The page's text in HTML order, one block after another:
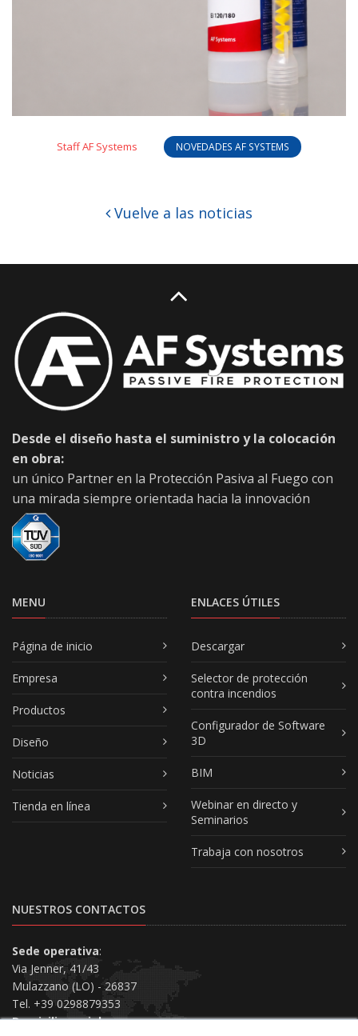
Staff AF Systems NOVEDADES AF SYSTEMS
Vuelve a las noticias
Desde el diseño hasta el suministro y la colocación
en obra:
un único Partner en la Protección Pasiva al Fuego con
una mirada siempre orientada hacia la innovación
MENU
Página de inicio
Empresa
Productos
Diseño
Noticias
Tienda en línea
ENLACES ÚTILES
Descargar
Selector de protección
contra incendios
Configurador de Software
3D
BIM
Webinar en directo y
Seminarios
Trabaja con nosotros
NUESTROS CONTACTOS
Sede operativa:
Via Jenner, 41/43
Mulazzano (LO) - 26837
Tel. +39 0298879353
Domicilio social: